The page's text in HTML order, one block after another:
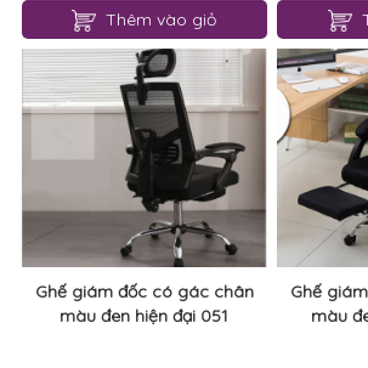
Thêm vào giỏ
Ghế giám đốc có gác chân
màu đen hiện đại 051
Ghế
màu